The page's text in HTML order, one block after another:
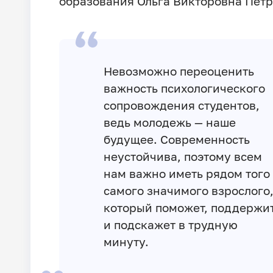
Невозможно переоценить
важность психологического
сопровождения студентов,
ведь молодежь — наше
будущее. Современность
неустойчива, поэтому всем
нам важно иметь рядом того
самого значимого взрослого,
который поможет,
и подскажет в трудную
минуту.